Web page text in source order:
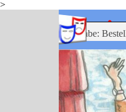
>
Direkt zum Seiteninhalt
- mein